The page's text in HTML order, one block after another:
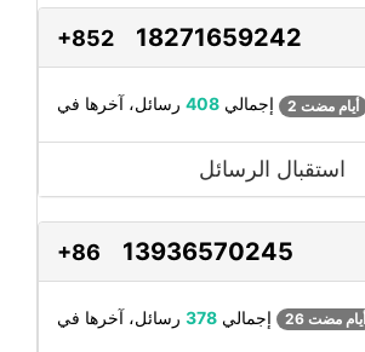
+852 18271659242
إجمالي 408 2 أيام مضت
استقبال الرسائل
+86 13936570245
إجمالي 378 26 أيام مضت